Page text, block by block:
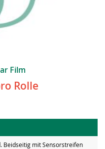
Film
Rolle
Beidseitig mit Sensorstreifen